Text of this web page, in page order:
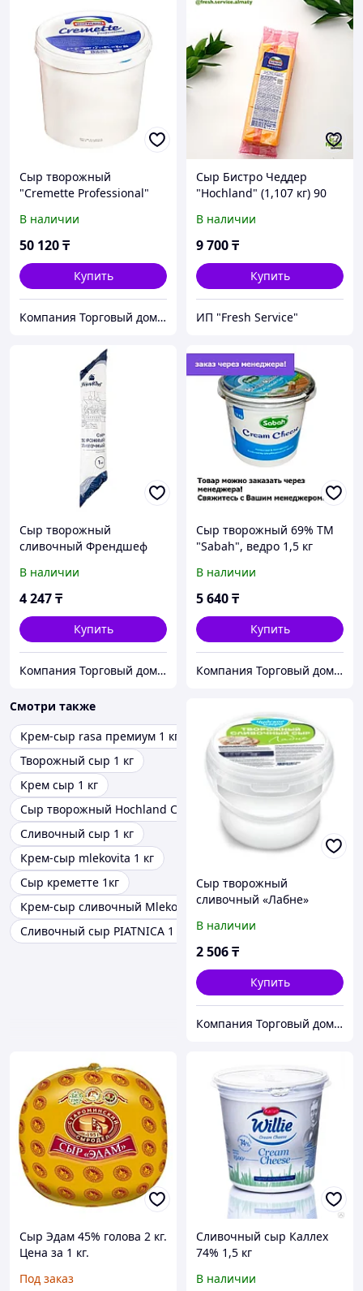
Сыр творожный
"Cremette Professional"
В наличии
50 120₸
Купить
Компания Торговый дом Продсервис
Сыр Бистро Чеддер
"Hochland" (1,107 кг) 90
В наличии
9 700₸
Купить
ИП "Fresh Service"
Сыр творожный
сливочный Френдшеф
В наличии
4 247₸
Купить
Компания Торговый дом Продсервис
Сыр творожный 69% TM
"Sabah", ведро 1,5 кг
В наличии
5 640₸
Купить
Компания Торговый дом Продсервис
Смотри также
Крем-сыр rasa премиум 1 кг
Творожный сыр 1 кг
Крем сыр 1 кг
Сыр творожный Hochland Cremette 2кг
Сливочный сыр 1 кг
Крем-сыр mlekovita 1 кг
Сыр креметте 1кг
Крем-сыр сливочный Mlekovita 1кг
Сливочный сыр PIATNICA 1 кг
Сыр творожный
сливочный «Лабне»
1 кг
В наличии
2 506₸
Купить
Компания Торговый дом Продсервис
Сыр Эдам 45% голова 2 кг.
Цена за 1 кг.
Под заказ
Сливочный сыр Каллех
74% 1,5 кг
В наличии